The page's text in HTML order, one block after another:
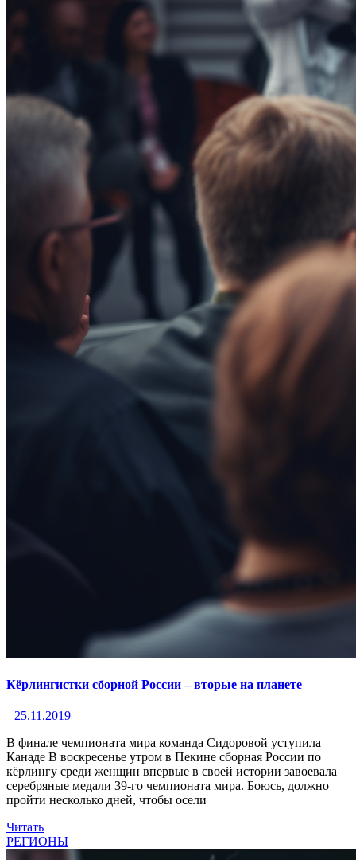
Кёрлингистки сборной России – вторые на планете
25.11.2019
В финале чемпионата мира команда Сидоровой уступила
Канаде В воскресенье утром в Пекине сборная России по
кёрлингу среди женщин впервые в своей истории завоевала
серебряные медали 39-го чемпионата мира. Боюсь, должно
пройти несколько дней, чтобы осели
Читать
РЕГИОНЫ